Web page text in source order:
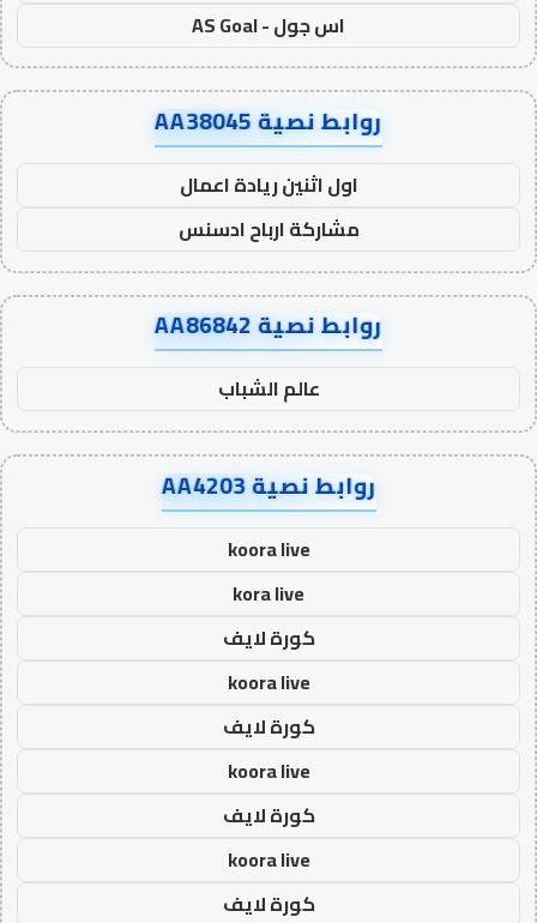
اس جول - AS Goal
روابط نصية AA38045
اول اثنين ريادة اعمال
مشاركة ارباح ادسنس
روابط نصية AA86842
عالم الشباب
روابط نصية AA4203
koora live
kora live
كورة لايف
koora live
كورة لايف
koora live
كورة لايف
koora live
كورة لايف